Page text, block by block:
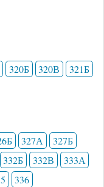
320Б 320В
321Б
327А
327Б
332Б 332В
333А
336